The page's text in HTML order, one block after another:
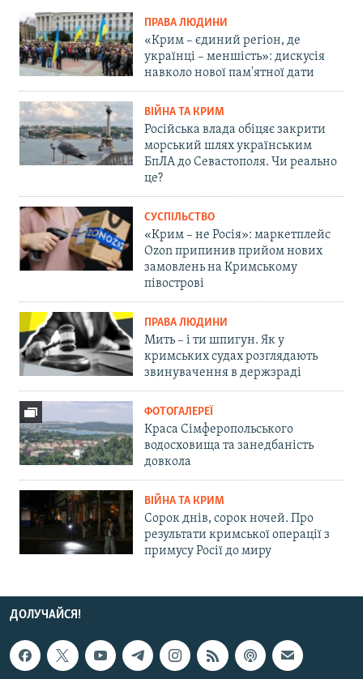
ПРАВА ЛЮДИНИ
«Крим – єдиний регіон, де
українці – меншість»: дискусія
навколо нової пам'ятної дати
ВІЙНА ТА КРИМ
Російська влада обіцяє закрити
морський шлях українським
БпЛА до Севастополя. Чи реально
це?
СУСПІЛЬСТВО
«Крим – не Росія»: маркетплейс
Ozon припинив прийом нових
замовлень на Кримському
півострові
ПРАВА ЛЮДИНИ
Мить – і ти шпигун. Як у
кримських судах розглядають
звинувачення в держзраді
ФОТОГАЛЕРЕЇ
Краса Сімферопольського
водосховища та занедбаність
довкола
ВІЙНА ТА КРИМ
Сорок днів, сорок ночей. Про
результати кримської операції з
примусу Росії до миру
ДОЛУЧАЙСЯ!